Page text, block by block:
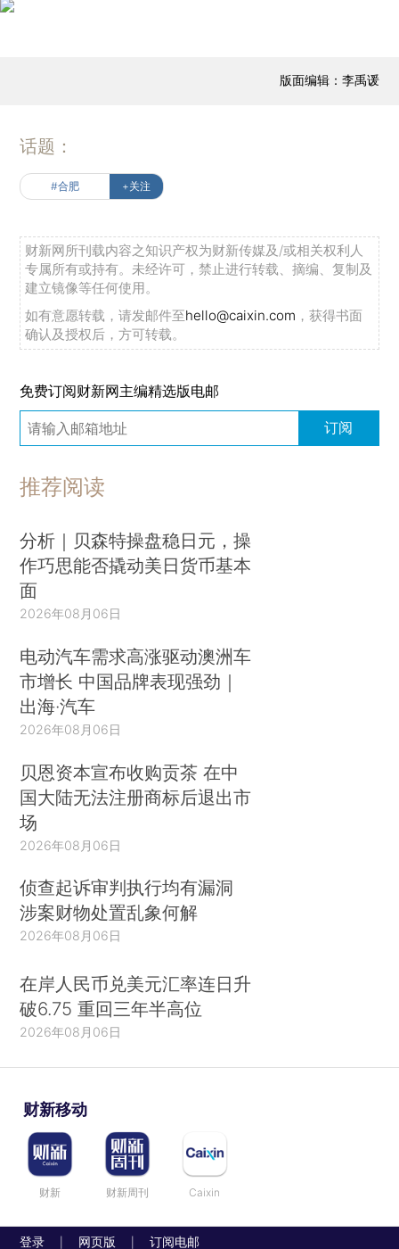
版面编辑：李禹谖
话题：
#合肥 +关注
财新网所刊载内容之知识产权为财新传媒及/或相关权利人
专属所有或持有。未经许可，禁止进行转载、摘编、复制及
建立镜像等任何使用。
如有意愿转载，请发邮件至hello@caixin.com ，获得书面
确认及授权后，方可转载。
免费订阅财新网主编精选版电邮
订阅
推荐阅读
分析｜贝森特操盘稳日元，操
作巧思能否撬动美日货币基本
面
2026年08月06日
电动汽车需求高涨驱动澳洲车
市增长 中国品牌表现强劲｜
出海·汽车
2026年08月06日
贝恩资本宣布收购贡茶 在中
国大陆无法注册商标后退出市
场
2026年08月06日
侦查起诉审判执行均有漏洞
涉案财物处置乱象何解
2026年08月06日
在岸人民币兑美元汇率连日升
破6.75 重回三年半高位
2026年08月06日
财新移动
财新 财新周刊 Caixin
登录 网页版 订阅电邮